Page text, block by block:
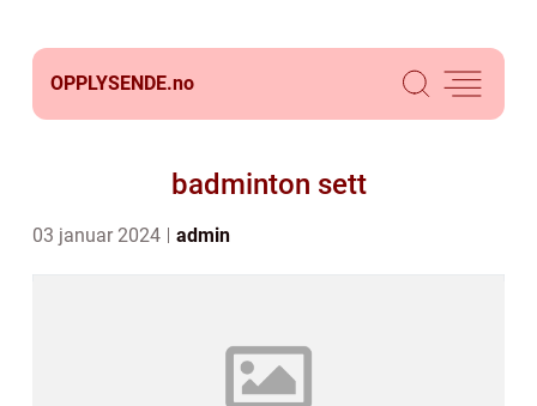
OPPLYSENDE.no
badminton sett
03 januar 2024 admin